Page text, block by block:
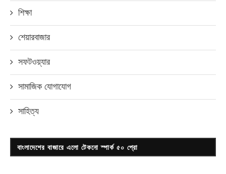
শিক্ষা
শেয়ারবাজার
সফটওয়্যার
সামাজিক যোগাযোগ
সাহিত্য
বাংলাদেশের বাজারে এলো টেকনো স্পার্ক ৫০ প্রো